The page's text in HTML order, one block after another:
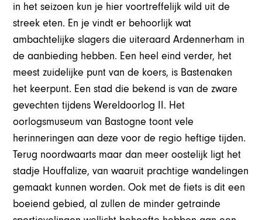
in het seizoen kun je hier voortreffelijk wild uit de
streek eten. En je vindt er behoorlijk wat
ambachtelijke slagers die uiteraard Ardennerham in
de aanbieding hebben. Een heel eind verder, het
meest zuidelijke punt van de koers, is Bastenaken
het keerpunt. Een stad die bekend is van de zware
gevechten tijdens Wereldoorlog II. Het
oorlogsmuseum van Bastogne toont vele
herinneringen aan deze voor de regio heftige tijden.
Terug noordwaarts maar dan meer oostelijk ligt het
stadje Houffalize, van waaruit prachtige wandelingen
gemaakt kunnen worden. Ook met de fiets is dit een
boeiend gebied, al zullen de minder getrainde